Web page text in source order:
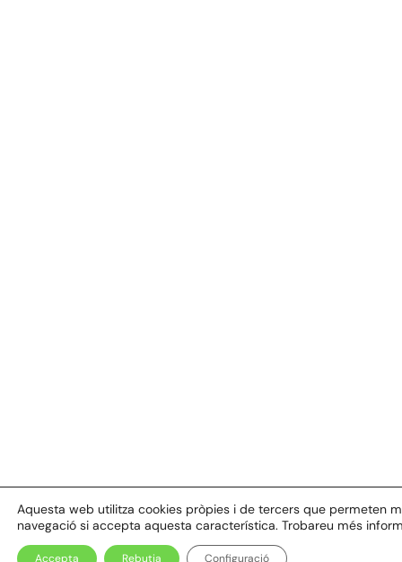
Aquesta web utilitza cookies pròpies i de tercers que permeten
navegació si accepta aquesta característica. Trobareu més
Accepta Rebutja Configuració